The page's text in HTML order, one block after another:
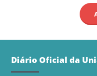
Diário Oficial da